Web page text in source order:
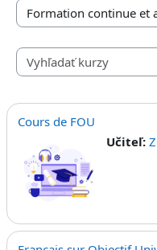
Kategórie kurzov
Cours de FOU
Učiteľ: